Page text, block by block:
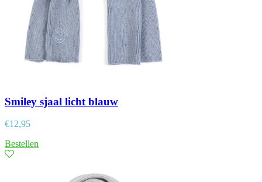
Smiley sjaal licht blauw
€12,95
Bestellen